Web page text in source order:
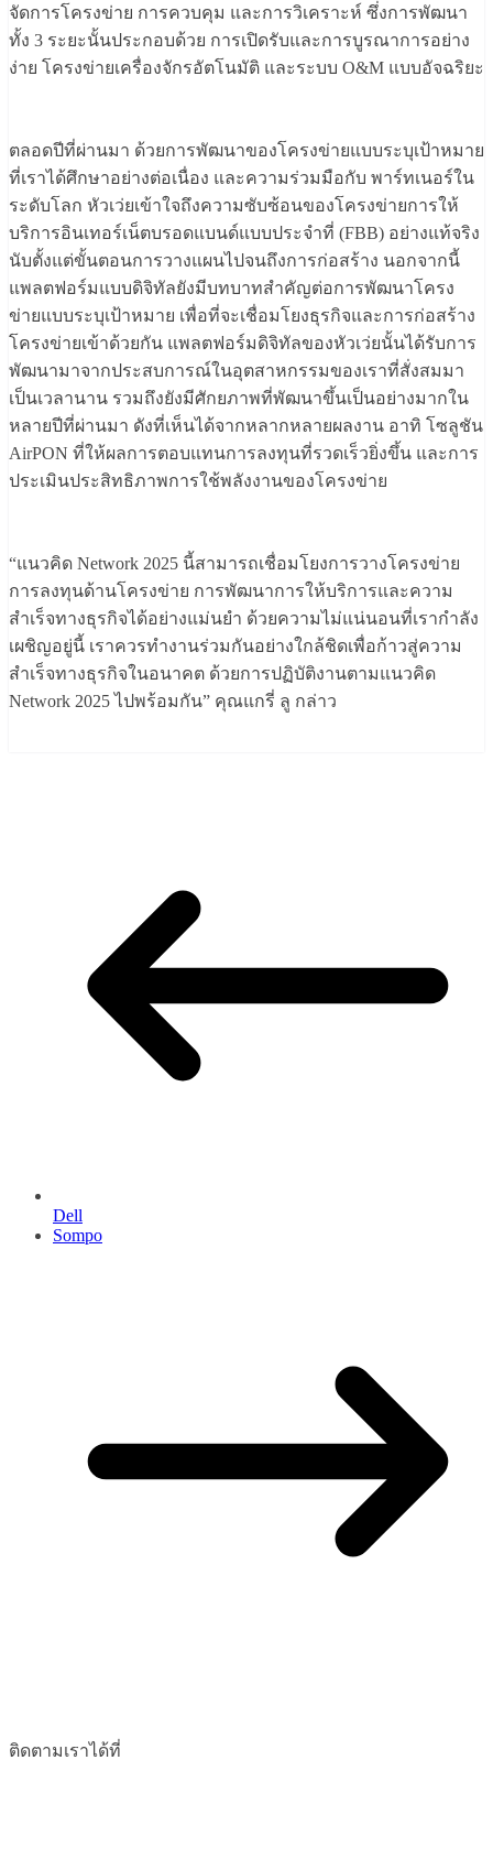
จัดการโครงข่าย การควบคุม และการวิเคราะห์ ซึ่งการพัฒนา
ทั้ง 3 ระยะนั้นประกอบด้วย การเปิดรับและการบูรณาการอย่าง
ง่าย โครงข่ายเครื่องจักรอัตโนมัติ และระบบ O&M แบบอัจฉริยะ
ตลอดปีที่ผ่านมา ด้วยการพัฒนาของโครงข่ายแบบระบุเป้าหมาย
ที่เราได้ศึกษาอย่างต่อเนื่อง และความร่วมมือกับ พาร์ทเนอร์ใน
ระดับโลก หัวเว่ยเข้าใจถึงความซับซ้อนของโครงข่ายการให้
บริการอินเทอร์เน็ตบรอดแบนด์แบบประจำที่ (FBB) อย่างแท้จริง
นับตั้งแต่ขั้นตอนการวางแผนไปจนถึงการก่อสร้าง นอกจากนี้
แพลตฟอร์มแบบดิจิทัลยังมีบทบาทสำคัญต่อการพัฒนาโครง
ข่ายแบบระบุเป้าหมาย เพื่อที่จะเชื่อมโยงธุรกิจและการก่อสร้าง
โครงข่ายเข้าด้วยกัน แพลตฟอร์มดิจิทัลของหัวเว่ยนั้นได้รับการ
พัฒนามาจากประสบการณ์ในอุตสาหกรรมของเราที่สั่งสมมา
เป็นเวลานาน รวมถึงยังมีศักยภาพที่พัฒนาขึ้นเป็นอย่างมากใน
หลายปีที่ผ่านมา ดังที่เห็นได้จากหลากหลายผลงาน อาทิ โซลูชัน
AirPON ที่ให้ผลการตอบแทนการลงทุนที่รวดเร็วยิ่งขึ้น และการ
ประเมินประสิทธิภาพการใช้พลังงานของโครงข่าย
“แนวคิด Network 2025 นี้สามารถเชื่อมโยงการวางโครงข่าย
การลงทุนด้านโครงข่าย การพัฒนาการให้บริการและความ
สำเร็จทางธุรกิจได้อย่างแม่นยำ ด้วยความไม่แน่นอนที่เรากำลัง
เผชิญอยู่นี้ เราควรทำงานร่วมกันอย่างใกล้ชิดเพื่อก้าวสู่ความ
สำเร็จทางธุรกิจในอนาคต ด้วยการปฏิบัติงานตามแนวคิด
Network 2025 ไปพร้อมกัน” คุณแกรี่ ลู กล่าว
Dell
Sompo
ติดตามเราได้ที่